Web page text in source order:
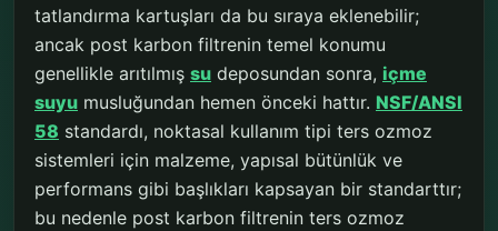
tatlandırma kartuşları da bu sıraya eklenebilir;
ancak post karbon filtrenin temel konumu
genellikle arıtılmış su deposundan sonra, içme
suyu musluğundan hemen önceki hattır. NSF/ANSI
58 standardı, noktasal kullanım tipi ters ozmoz
sistemleri için malzeme, yapısal bütünlük ve
performans gibi başlıkları kapsayan bir standarttır;
bu nedenle post karbon filtrenin ters ozmoz